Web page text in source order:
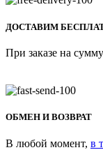
ДОСТАВИМ
При заказе на
ОБМЕН И ВОЗВРАТ
В любой момент, в